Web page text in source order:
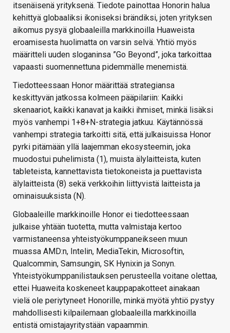
itsenäisenä yrityksenä. Tiedote painottaa Honorin halua
kehittyä globaaliksi ikoniseksi brändiksi, joten yrityksen
aikomus pysyä globaaleilla markkinoilla Huaweista
eroamisesta huolimatta on varsin selvä. Yhtiö myös
määritteli uuden sloganinsa ”Go Beyond”, joka tarkoittaa
vapaasti suomennettuna pidemmälle menemistä.
Tiedotteessaan Honor määrittää strategiansa
keskittyvän jatkossa kolmeen pääpilariin: Kaikki
skenaariot, kaikki kanavat ja kaikki ihmiset, minkä lisäksi
myös vanhempi 1+8+N-strategia jatkuu. Käytännössä
vanhempi strategia tarkoitti sitä, että julkaisuissa Honor
pyrki pitämään yllä laajemman ekosysteemin, joka
muodostui puhelimista (1), muista älylaitteista, kuten
tableteista, kannettavista tietokoneista ja puettavista
älylaitteista (8) sekä verkkoihin liittyvistä laitteista ja
ominaisuuksista (N).
Globaaleille markkinoille Honor ei tiedotteessaan
julkaise yhtään tuotetta, mutta valmistaja kertoo
varmistaneensa yhteistyökumppaneikseen muun
muassa AMD:n, Intelin, MediaTekin, Microsoftin,
Qualcommin, Samsungin, SK Hynixin ja Sonyn.
Yhteistyökumppanilistauksen perusteella voitane olettaa,
ettei Huaweita koskeneet kauppapakotteet ainakaan
vielä ole periytyneet Honorille, minkä myötä yhtiö pystyy
mahdollisesti kilpailemaan globaaleilla markkinoilla
entistä omistajayritystään vapaammin.